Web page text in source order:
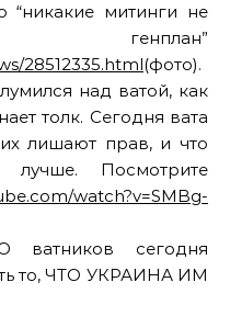
“никакие митинги не
28512335.html(фото).
над ватой, как
толк. Сегодня вата
лишают прав, и что
Посмотрите
watch?v=SMBg-
ватников сегодня
то, ЧТО УКРАИНА ИМ